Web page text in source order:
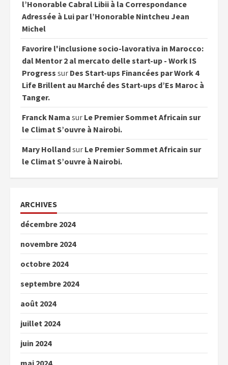
l’Honorable Cabral Libii à la Correspondance
Adressée à Lui par l’Honorable Nintcheu Jean
Michel
Favorire l'inclusione socio-lavorativa in Marocco:
dal Mentor 2 al mercato delle start-up - Work IS
Progress sur Des Start-ups Financées par Work 4
Life Brillent au Marché des Start-ups d’Es Maroc à
Tanger.
Franck Nama sur Le Premier Sommet Africain sur
le Climat S’ouvre à Nairobi.
Mary Hollandsur Le Premier Sommet Africain sur
le Climat S’ouvre à Nairobi.
ARCHIVES
décembre 2024
novembre 2024
octobre 2024
septembre 2024
août 2024
juillet 2024
juin 2024
mai 2024